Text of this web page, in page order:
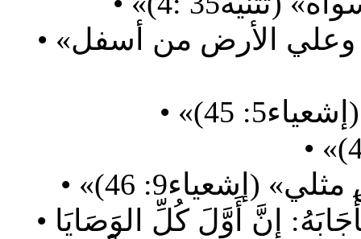
• «الرب هو الإله في السماء من فوق وعلي الأرض من أسفل
• عندما سأل أحد الكتبة المسيح: «فَأَجَابَهُ: إِنَّ أَوَّلَ كُلِّ الوَصَايَا